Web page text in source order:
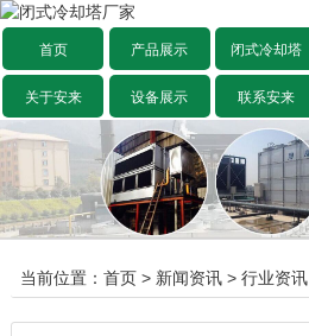
首页 产品展示 闭式冷却塔
关于安来 设备展示 联系安来
当前位置： 首页> 新闻资讯> 行业资讯